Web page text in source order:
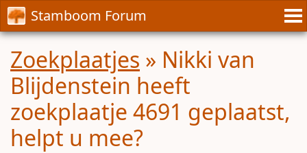
Stamboom Forum
Zoekplaatjes » Nikki van
Blijdenstein heeft
zoekplaatje 4691 geplaatst,
helpt u mee?